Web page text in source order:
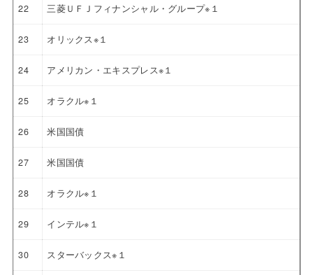
22 三菱ＵＦＪフィナンシャル・グループ※１
23 オリックス※１
24 アメリカン・エキスプレス※１
25 オラクル※１
26 米国国債
27 米国国債
28 オラクル※１
29 インテル※１
30 スターバックス※１